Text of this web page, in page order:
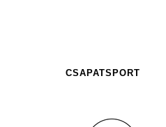
CSAPATSPORT